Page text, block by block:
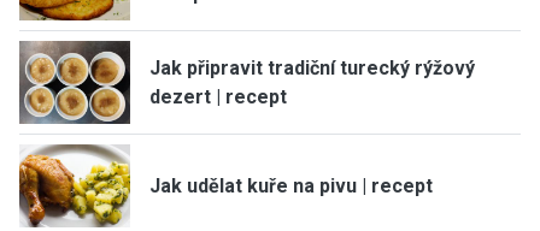
Jak připravit tradiční turecký rýžový
dezert | recept
Jak udělat kuře na pivu | recept